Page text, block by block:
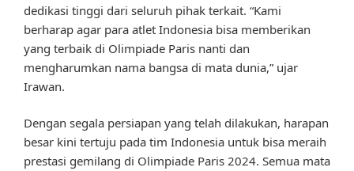
dedikasi tinggi dari seluruh pihak terkait. “Kami
berharap agar para atlet Indonesia bisa memberikan
yang terbaik di Olimpiade Paris nanti dan
mengharumkan nama bangsa di mata dunia,” ujar
Irawan.
Dengan segala persiapan yang telah dilakukan, harapan
besar kini tertuju pada tim Indonesia untuk bisa meraih
prestasi gemilang di Olimpiade Paris 2024. Semua mata